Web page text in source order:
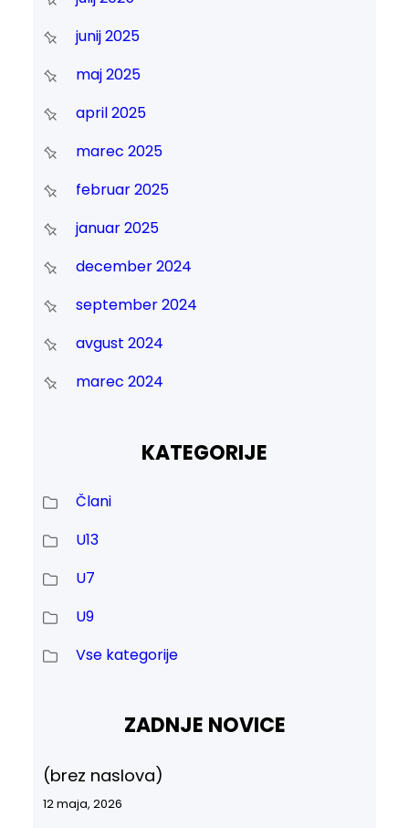
junij 2025
maj 2025
april 2025
marec 2025
februar 2025
januar 2025
december 2024
september 2024
avgust 2024
marec 2024
KATEGORIJE
Člani
U13
U7
U9
Vse kategorije
ZADNJE NOVICE
(brez naslova)
12 maja, 2026